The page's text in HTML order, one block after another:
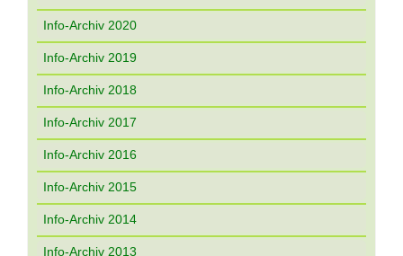
Info-Archiv 2020
Info-Archiv 2019
Info-Archiv 2018
Info-Archiv 2017
Info-Archiv 2016
Info-Archiv 2015
Info-Archiv 2014
Info-Archiv 2013